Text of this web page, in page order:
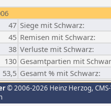
47 Siege mit Schwarz:
45 Remisen mit Schwarz:
38 Verluste mit Schwarz:
130 Gesamtpartien mit
53,5 Gesamt % mit Schwarz:
© 2006-2026 Heinz Herzog,